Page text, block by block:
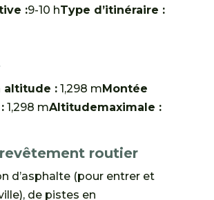
:9-10 hType d’itinéraire :
altitude :1,298 m Montée
1,298 mAltitudemaximale :
routier
d’asphalte (pour entrer et
de pistes en